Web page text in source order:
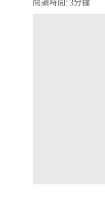
閱讀時間: 3分鐘